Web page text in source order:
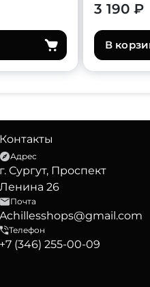
3 190 ₽
В
Контакты
Адрес
г. Сургут, Проспект
Ленина 26
Почта
Achillesshops@gmail.com
Телефон
+7 (346) 255-00-09